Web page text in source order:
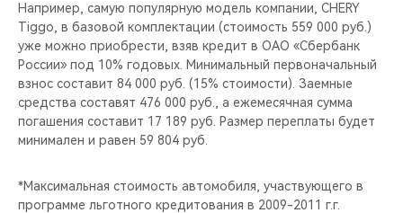
Например, самую популярную модель компании, CHERY
Tiggo, в базовой комплектации (стоимость 559 000 руб.)
уже можно приобрести, взяв кредит в ОАО «Сбербанк
России» под 10% годовых. Минимальный первоначальный
взнос составит 84 000 руб. (15% стоимости). Заемные
средства составят 476 000 руб., а ежемесячная сумма
погашения составит 17 189 руб. Размер переплаты будет
минимален и равен 59 804 руб.
*Максимальная стоимость автомобиля, участвующего в
программе льготного кредитования в 2009-2011 г.г.